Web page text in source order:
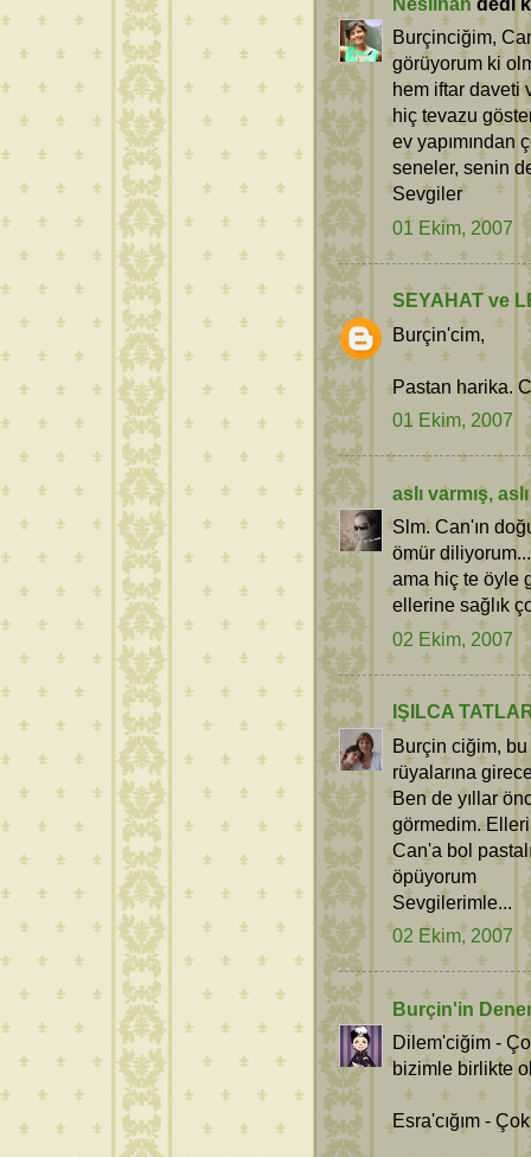
Burçinciğim,
görüyorum ki
hem iftar daveti
hiç tevazu
ev yapımından
seneler, senin
Sevgiler
01 Ekim, 2007
SEYAHAT ve
Burçin'cim,
Pastan harika.
01 Ekim, 2007
aslı varmış,
Slm. Can'ın
ömür
ama hiç te öyle
ellerine sağlık
02 Ekim, 2007
IŞILCA
Burçin ciğim, bu
rüyalarına
Ben de yıllar
görmedim.
Can'a bol
öpüyorum
Sevgilerimle...
02 Ekim, 2007
Burçin'in
Dilem'ciğim -
bizimle birlikte
Esra'cığım -